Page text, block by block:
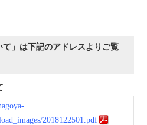
て」は下記のアドレスよりご覧
2018122501.pdf